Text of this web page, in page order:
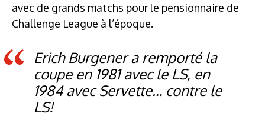
avec de grands matchs pour le pensionnaire de
Challenge League à l’époque.
Erich Burgener a remporté la
coupe en 1981 avec le LS, en
1984 avec Servette… contre le
LS!